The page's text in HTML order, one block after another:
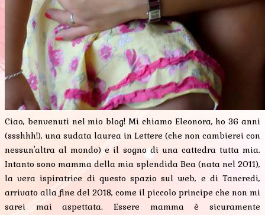
Ciao, benvenuti nel mio blog! Mi chiamo Eleonora, ho 36 anni
(ssshhh!), una sudata laurea in Lettere (che non cambierei con
nessun'altra al mondo) e il sogno di una cattedra tutta mia.
Intanto sono mamma della mia splendida Bea (nata nel 2011),
la vera ispiratrice di questo spazio sul web, e di Tancredi,
arrivato alla fine del 2018, come il piccolo principe che non mi
sarei mai aspettata. Essere mamma è sicuramente